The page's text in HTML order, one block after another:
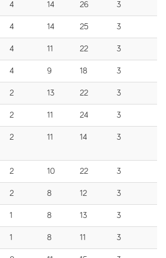
4 14 26 3
4 14 25 3
4 11 22 3
4 9 18 3
2 13 22 3
2 11 24 3
2 11 14 3
2 10 22 3
2 8 12 3
1 8 13 3
1 8 11 3